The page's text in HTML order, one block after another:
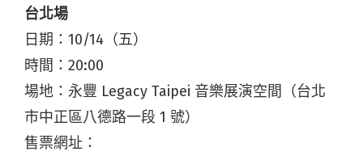
台北場
日期：10/14（五）
時間：20:00
場地：永豐 Legacy Taipei 音樂展演空間（台北
市中正區八德路一段 1 號）
售票網址：